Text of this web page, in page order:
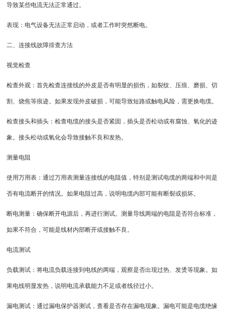
导致某些电流无法正常通过。
表现：电气设备无法正常启动，或者工作时突然断电。
二、连接线故障排查方法
视觉检查
检查外观：首先检查连接线的外皮是否有明显的损伤，如裂纹、压痕、磨损、切
割、烧焦等痕迹。如果发现外皮破损，可能导致短路或触电风险，需更换电缆。
检查接头和插头：检查电缆的接头是否紧固，插头是否松动或有腐蚀、氧化的迹
象。接头松动或氧化会导致接触不良和发热。
测量电阻
使用万用表：通过万用表测量连接线的电阻值，特别是测试电缆的两端和中间是
否有电流断开的情况。如果电阻过高，说明电缆内部可能有断裂或损坏。
断电测量：确保断开电源后，再进行测试。测量导线两端的电阻是否符合标准，
如果不符合，可能是线材内部断开或接触不良。
电流测试
负载测试：将电流负载连接到电线的两端，观察是否出现过热、发烫等现象。如
果电线明显发热，说明电流承载能力不足或者线径过小。
漏电测试：通过漏电保护器测试，查看是否存在漏电现象。漏电可能是电缆绝缘